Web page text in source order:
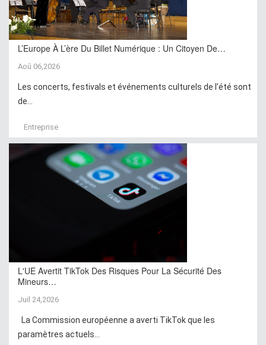
L’Europe À L’ère Du Billet Numérique : Un Citoyen De…
Aoû 06,2026
Les concerts, festivals et événements culturels de l’été sont
de...
Entreprise
L'UE Avertit TikTok Des Risques Pour La Sécurité Des
Mineurs…
Juil 24,2026
La Commission européenne a averti TikTok que les
paramètres actuels...